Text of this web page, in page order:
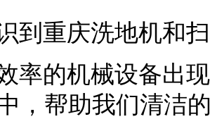
到重庆洗地机和
率的机械设备出
， 帮助我们清洁